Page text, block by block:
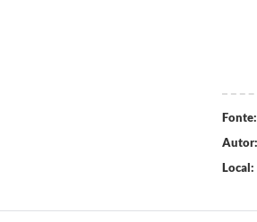
Fonte:
Autor:
Local: